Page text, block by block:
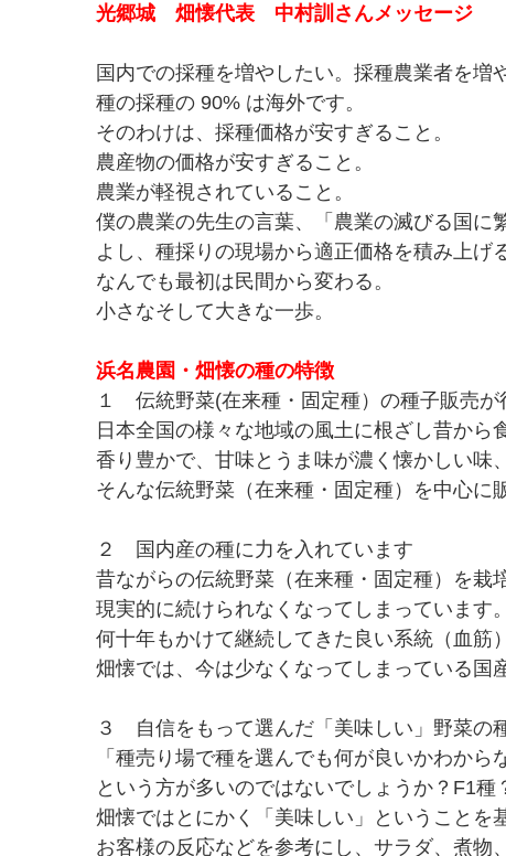
光郷城 畑懐代表 中村訓さんメッセージ
国内での採種を増やしたい。採種農業者を増
種の採種の 90% は海外です。
そのわけは、採種価格が安すぎること。
農産物の価格が安すぎること。
農業が軽視されていること。
僕の農業の先生の言葉、「農業の滅びる国に
よし、種採りの現場から適正価格を積み上げ
なんでも最初は民間から変わる。
小さなそして大きな一歩。
浜名農園・畑懐の種の特徴
１ 伝統野菜(在来種・固定種）の種子販売が
日本全国の様々な地域の風土に根ざし昔か
香り豊かで、甘味とうま味が濃く懐かしい味
そんな伝統野菜（在来種・固定種）を中心に
２ 国内産の種に力を入れています
昔ながらの伝統野菜（在来種・固定種）を栽
現実的に続けられなくなってしまっています。
何十年もかけて継続してきた良い系統（血筋
畑懐では、今は少なくなってしまっている国
３ 自信をもって選んだ「美味しい」野菜の
「種売り場で種を選んでも何が良いかわから
という方が多いのではないでしょうか？F1
畑懐ではとにかく「美味しい」ということを
お客様の反応などを参考にし、サラダ、煮物